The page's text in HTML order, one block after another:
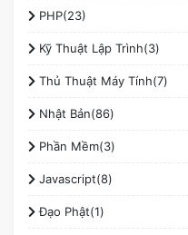
PHP(23)
Kỹ Thuật Lập Trình(3)
Thủ Thuật Máy Tính(7)
Nhật Bản(86)
Phần Mềm(3)
Javascript(8)
Đạo Phật(1)